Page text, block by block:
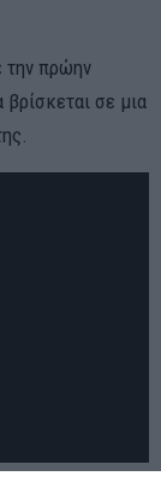
την πρώην
σε μια